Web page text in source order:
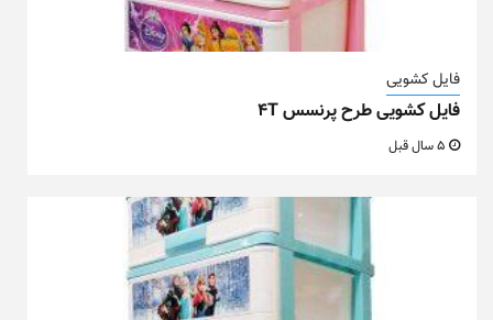
فایل کشویی
فایل کشویی طرح پرنسس ۴T